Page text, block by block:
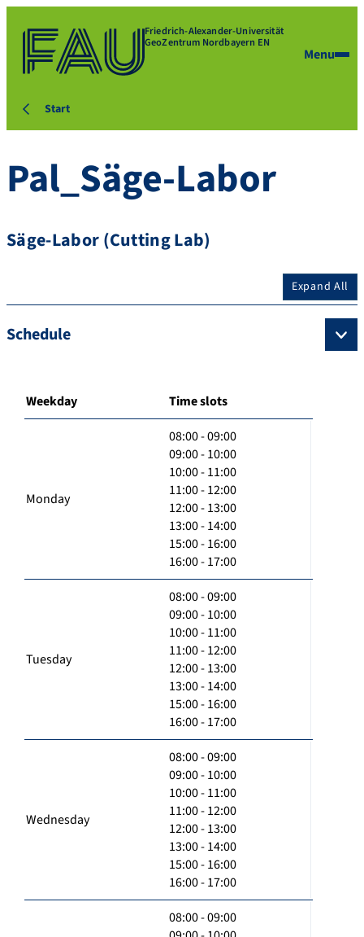
Friedrich-Alexander-Universität
GeoZentrum Nordbayern EN
Menu
Start
Pal_Säge-Labor
Säge-Labor (Cutting Lab)
Expand All
Schedule
Weekday Time slots
Monday
08:00 - 09:00
09:00 - 10:00
10:00 - 11:00
11:00 - 12:00
12:00 - 13:00
13:00 - 14:00
15:00 - 16:00
16:00 - 17:00
Tuesday
08:00 - 09:00
09:00 - 10:00
10:00 - 11:00
11:00 - 12:00
12:00 - 13:00
13:00 - 14:00
15:00 - 16:00
16:00 - 17:00
Wednesday
08:00 - 09:00
09:00 - 10:00
10:00 - 11:00
11:00 - 12:00
12:00 - 13:00
13:00 - 14:00
15:00 - 16:00
16:00 - 17:00
08:00 - 09:00